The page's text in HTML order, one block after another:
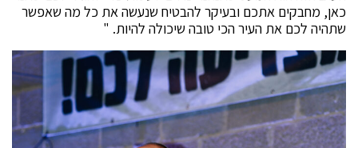
כאן, מחבקים אתכם ובעיקר להבטיח שנעשה את כל מה שאפשר
שתהיה לכם את העיר הכי טובה שיכולה להיות. "